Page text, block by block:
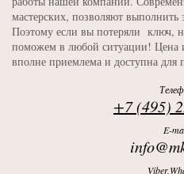
мастерских, позволяют выполнить
Поэтому если вы потеряли ключ,
поможем в любой ситуации! Цена
вполне приемлема и доступна для
+7 (495)
E-